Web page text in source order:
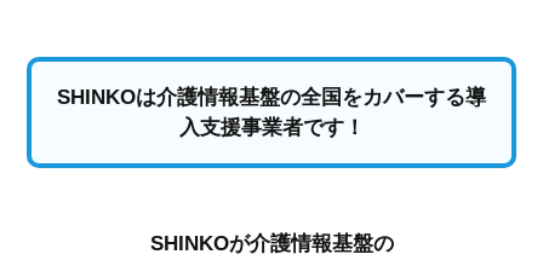
SHINKOは介護情報基盤の全国をカバーする導
入支援事業者です！
SHINKOが介護情報基盤の